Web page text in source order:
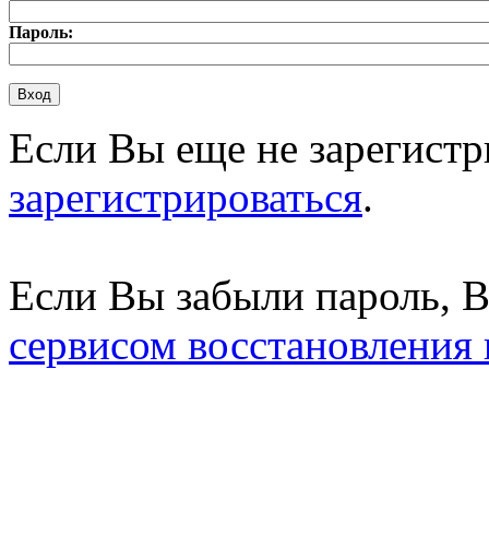
Пароль:
Если Вы еще не
зарегистрироваться.
Если Вы забыли пароль,
сервисом восстановления